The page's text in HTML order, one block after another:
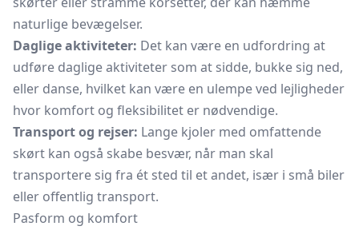
naturlige bevægelser.
Daglige aktiviteter: Det kan være en udfordring at
udføre daglige aktiviteter som at sidde, bukke sig ned,
eller danse, hvilket kan være en ulempe ved lejligheder
hvor komfort og fleksibilitet er nødvendige.
Transport og rejser: Lange kjoler med omfattende
skørt kan også skabe besvær, når man skal
transportere sig fra ét sted til et andet, især i små biler
eller offentlig transport.
Pasform og komfort